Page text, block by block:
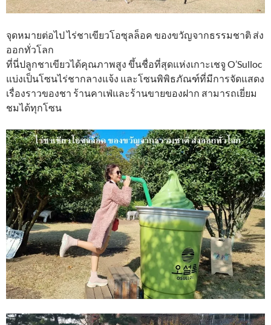
จุดหมายต่อไป ไร่ชาเขียวโอซุลล็อค ของขวัญจากธรรมชาติ ส่ง
ออกทั่วโลก
ที่นี่ปลูกชาเขียวได้คุณภาพสูง ขึ้นชื่อที่สุดแห่งเกาะเชจู O’Sulloc
แบ่งเป็นโซนไร่ชากลางแจ้ง และโซนพิพิธภัณฑ์ที่มีการจัดแสดง
เรื่องราวของชา ร้านคาเฟ่และร้านขายของฝาก สามารถเยี่ยม
ชมได้ทุกโซน